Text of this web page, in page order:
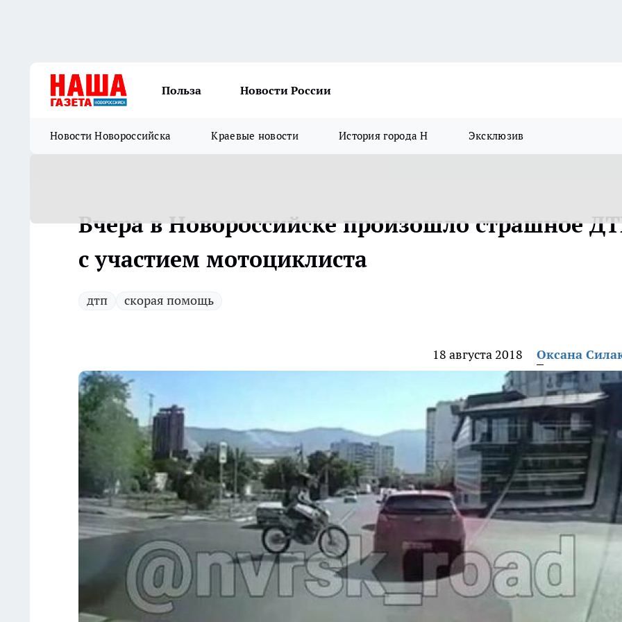
Польза Новости России
Новости Новороссийска Краевые новости История города Н Эксклюзив
Вчера в Новороссийске произошло страшное
с участием мотоциклиста
дтп скорая помощь
18 августа 2018 Оксана